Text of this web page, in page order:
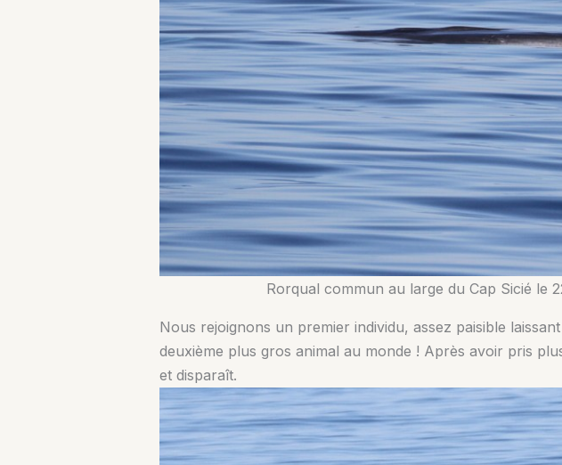
Rorqual commun au large du Cap Sicié le
Nous rejoignons un premier individu, assez paisible
deuxième plus gros animal au monde ! Après avoir pris
et disparaît.